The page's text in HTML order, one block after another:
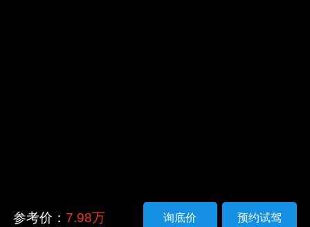
参考价： 7.98万 预约试驾
询底价